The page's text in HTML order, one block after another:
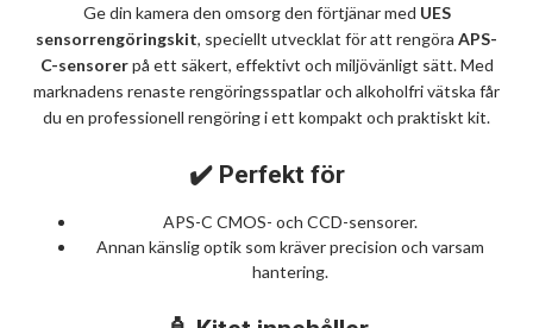
Ge din kamera den omsorg den förtjänar med UES
sensorrengöringskit, speciellt utvecklat för att rengöra APS-
C-sensorerpå ett säkert, effektivt och miljövänligt sätt. Med
marknadens renaste rengöringsspatlar och alkoholfri vätska får
du en professionell rengöring i ett kompakt och praktiskt kit.
✔️ Perfekt för
APS-C CMOS- och CCD-sensorer.
Annan känslig optik som kräver precision och varsam
hantering.